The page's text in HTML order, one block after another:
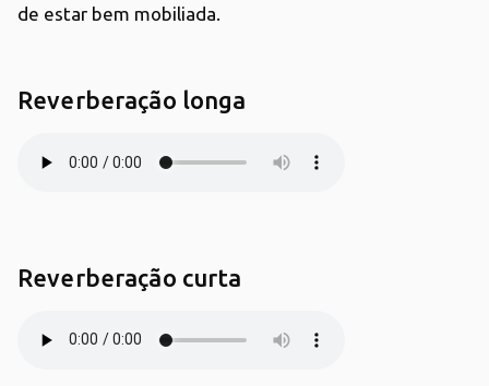
de estar bem mobiliada.
Reverberação longa
Reverberação curta